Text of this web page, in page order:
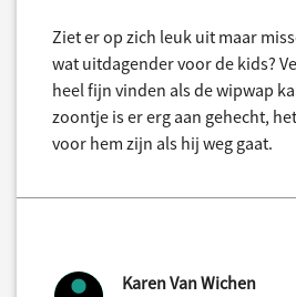
Ziet er op zich leuk uit maar
wat uitdagender voor de kids?
heel fijn vinden als de wipwap
zoontje is er erg aan gehecht,
voor hem zijn als hij weg gaat.
Karen Van Wichen